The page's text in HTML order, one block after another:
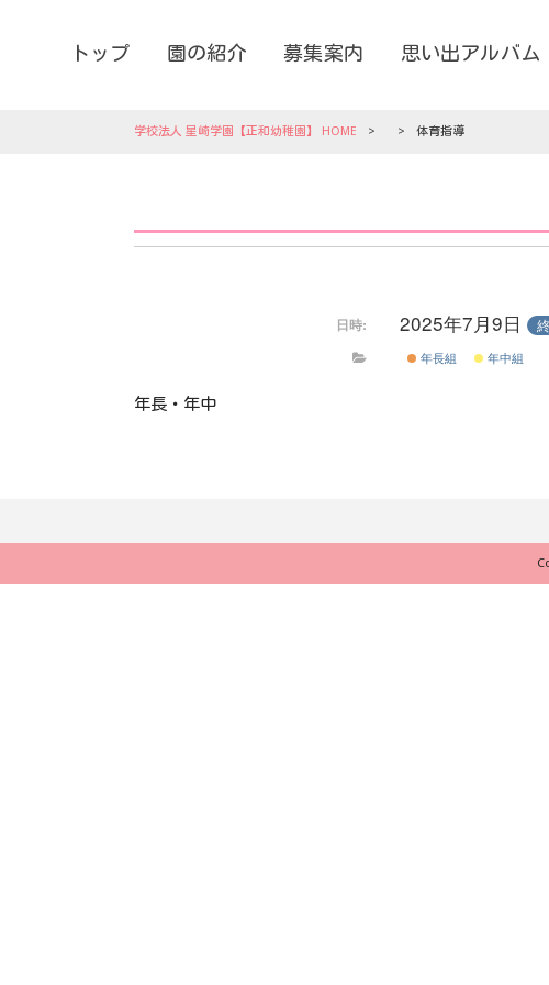
トップ 園の紹介 募集案内 思い出アルバム
学校法人 星崎学園【正和幼稚園】 HOME > > 体育指導
日時: 2025年7月9日
年長組 年中組
年長・年中